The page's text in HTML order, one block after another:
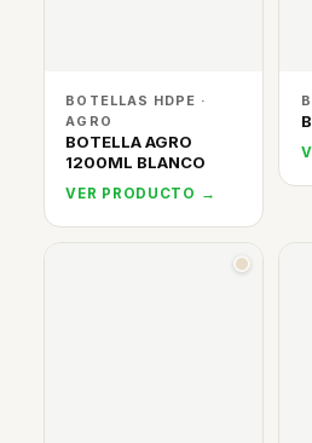
BOTELLAS HDPE ·
AGRO
BOTELLA AGRO
1200ML BLANCO
VER PRODUCTO →